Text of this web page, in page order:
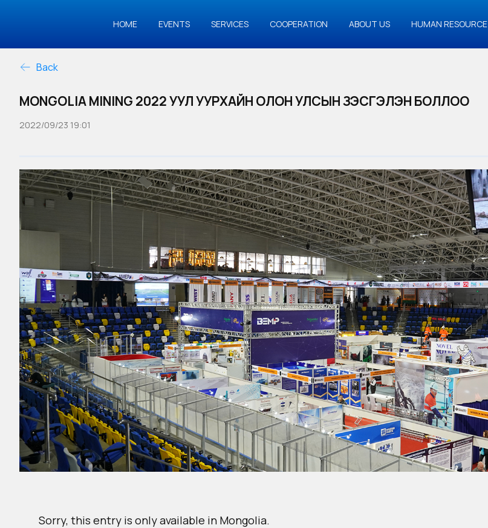
HOME EVENTS SERVICES COOPERATION ABOUT US HUMAN RESOURCE
Back
MONGOLIA MINING 2022 УУЛ УУРХАЙН ОЛОН УЛСЫН ҮЗЭСГЭЛЭН БОЛЛОО
2022/09/23 19:01
Sorry, this entry is only available in Mongolia.